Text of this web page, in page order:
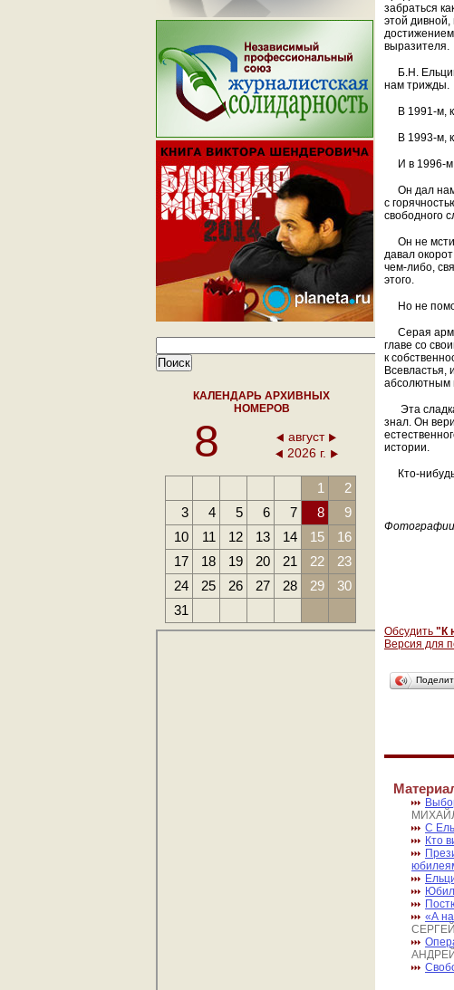
КАЛЕНДАРЬ АРХИВНЫХ
НОМЕРОВ
8
август
2026 г.
1
2
3
4 5 6 7 8
9
10
11 12 13 14 15
16
17
18 19 20 21 22
23
24
25 26 27 28 29
30
31
забраться
этой
достижением
выразителя.
Б.Н. Ельцин
нам трижды.
В 1991-м,
В 1993-м,
И в 1996-м,
Он дал нам
с
свободного
Он не
давал
чем-либо,
этого.
Но не
Серая
главе со
к
Всевластья,
абсолютным
Эта
знал. Он
истории.
Кто-
Фотографии
Обсудить "К
Версия для
С
Кто
«А